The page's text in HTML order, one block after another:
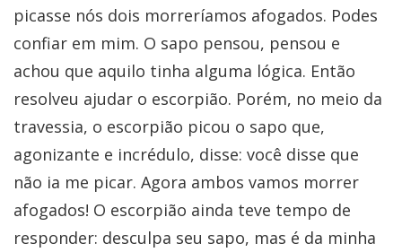
picasse nós dois morreríamos afogados. Podes
confiar em mim. O sapo pensou, pensou e
achou que aquilo tinha alguma lógica. Então
resolveu ajudar o escorpião. Porém, no meio da
travessia, o escorpião picou o sapo que,
agonizante e incrédulo, disse: você disse que
não ia me picar. Agora ambos vamos morrer
afogados! O escorpião ainda teve tempo de
responder: desculpa seu sapo, mas é da minha